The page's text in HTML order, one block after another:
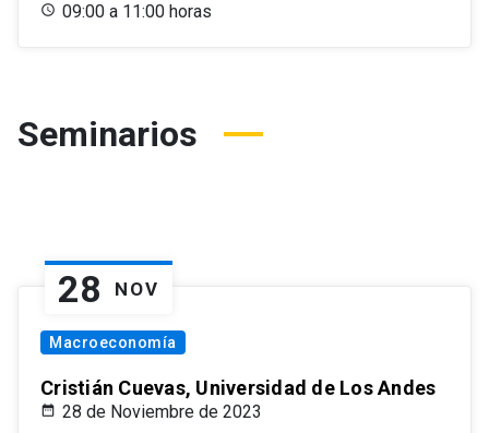
09:00 a 11:00 horas
Seminarios
28 NOV
Macroeconomía
Cristián Cuevas, Universidad de Los Andes
28 de Noviembre de 2023